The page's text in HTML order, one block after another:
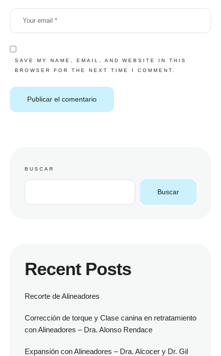
SAVE MY NAME, EMAIL, AND WEBSITE IN THIS
BROWSER FOR THE NEXT TIME I COMMENT.
BUSCAR
Buscar
Recent Posts
Recorte de Alineadores
Corrección de torque y Clase canina en retratamiento
con Alineadores – Dra. Alonso Rendace
Expansión con Alineadores – Dra. Alcocer y Dr. Gil